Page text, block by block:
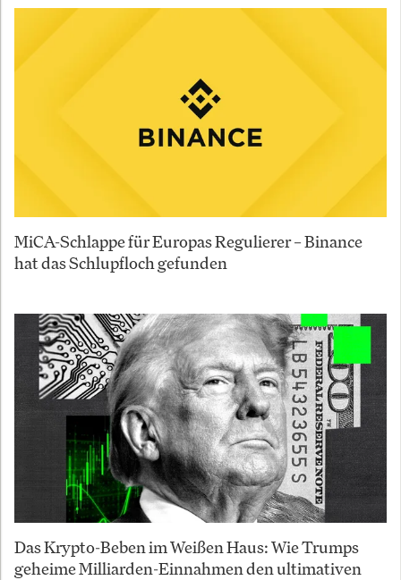
MiCA-Schlappe für Europas Regulierer – Binance
hat das Schlupfloch gefunden
Das Krypto-Beben im Weißen Haus: Wie Trumps
geheime Milliarden-Einnahmen den ultimativen